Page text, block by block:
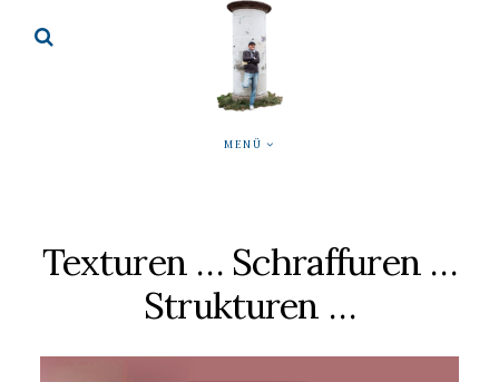
MENÜ
Texturen … Schraffuren …
Strukturen …